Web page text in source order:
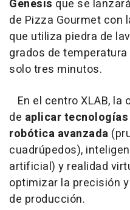
Genesis que se
de Pizza Gourmet con
que utiliza piedra de
grados de
solo tres minutos.
En el centro XLAB,
de aplicar
robótica avanzada
cuadrúpedos),
artificial) y realidad
optimizar la precisión
de producción.